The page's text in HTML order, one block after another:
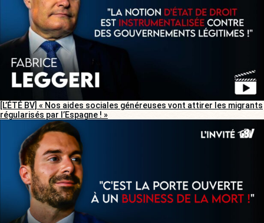
[L’ÉTÉ BV] « Nos aides sociales généreuses vont attirer les migrants
régularisés par l’Espagne ! »